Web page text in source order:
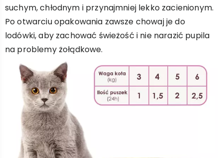
suchym, chłodnym i przynajmniej lekko zacienionym.
Po otwarciu opakowania zawsze chowaj je do
lodówki, aby zachować świeżość i nie narazić pupila
na problemy żołądkowe.